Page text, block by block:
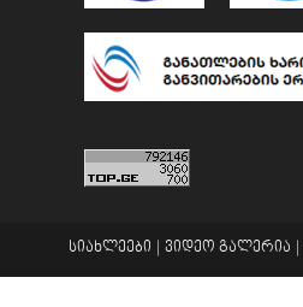
სიახლეები ვიდეო გალერია